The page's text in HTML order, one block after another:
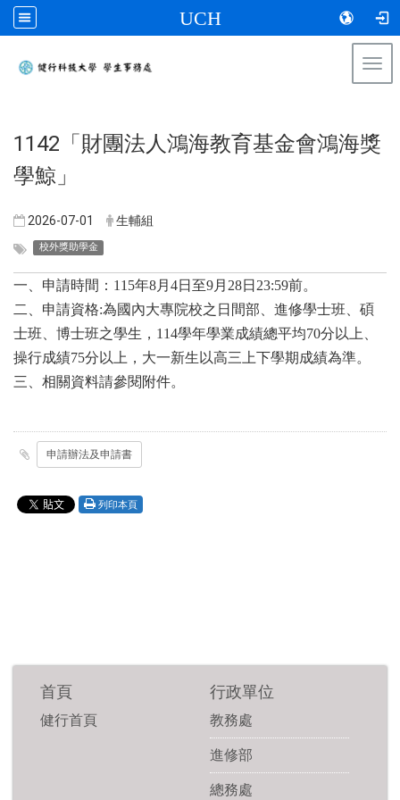
UCH
​1142「財團法人鴻海教育基金會鴻海獎
學鯨」
2026-07-01 生輔組
校外獎助學金
一、申請時間：115年8月4日至9月28日23:59前。
二、申請資格:為國內大專院校之日間部、進修學士班、碩
士班、博士班之學生，114學年學業成績總平均70分以上、
操行成績75分以上，大一新生以高三上下學期成績為準。
三、相關資料請參閱附件。
申請辦法及申請書
列印本頁
首頁
健行首頁
行政單位
教務處
進修部
總務處